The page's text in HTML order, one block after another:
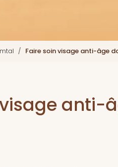
Faire soin visage anti-âge
anti-